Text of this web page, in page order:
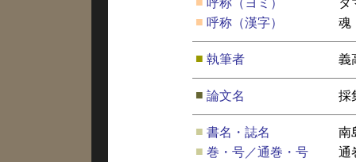
呼称（ヨミ）
タ
■ 呼称（漢字） 魂
■ 執筆者 義
■ 論文名 採
■ 書名・誌名
南
■ 巻・号／通巻・号
通